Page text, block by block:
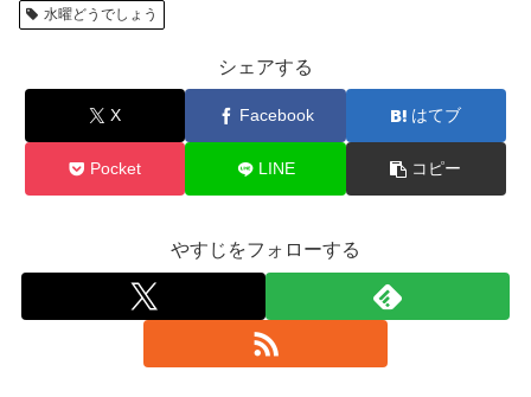
水曜どうでしょう
シェアする
X Facebook はてブ
Pocket LINE コピー
やすじをフォローする